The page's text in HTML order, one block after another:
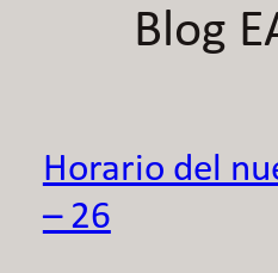
Blog
Horario del
– 26